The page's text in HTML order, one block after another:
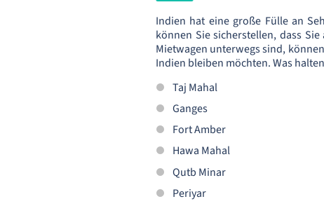
Indien hat eine große Fülle an
können Sie sicherstellen, dass
Mietwagen unterwegs sind,
Indien bleiben möchten. Was
Taj Mahal
Ganges
Fort Amber
Hawa Mahal
Qutb Minar
Periyar